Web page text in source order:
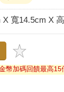
X 寬14.5cm X
幣加碼回饋最高15